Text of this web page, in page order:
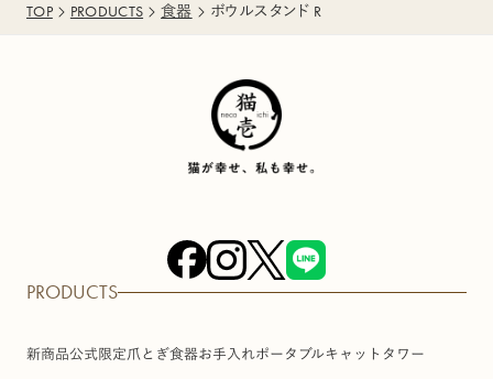
TOP PRODUCTS 食器 ボウルスタンド R
PRODUCTS
新商品公式限定爪とぎ食器お手入れポータブル キャットタワー